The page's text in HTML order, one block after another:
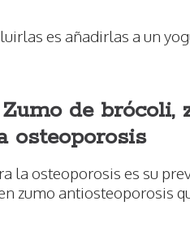
es añadirlas a un
de brócoli,
osteoporosis
la osteoporosis es su
zumo antiosteoporosis